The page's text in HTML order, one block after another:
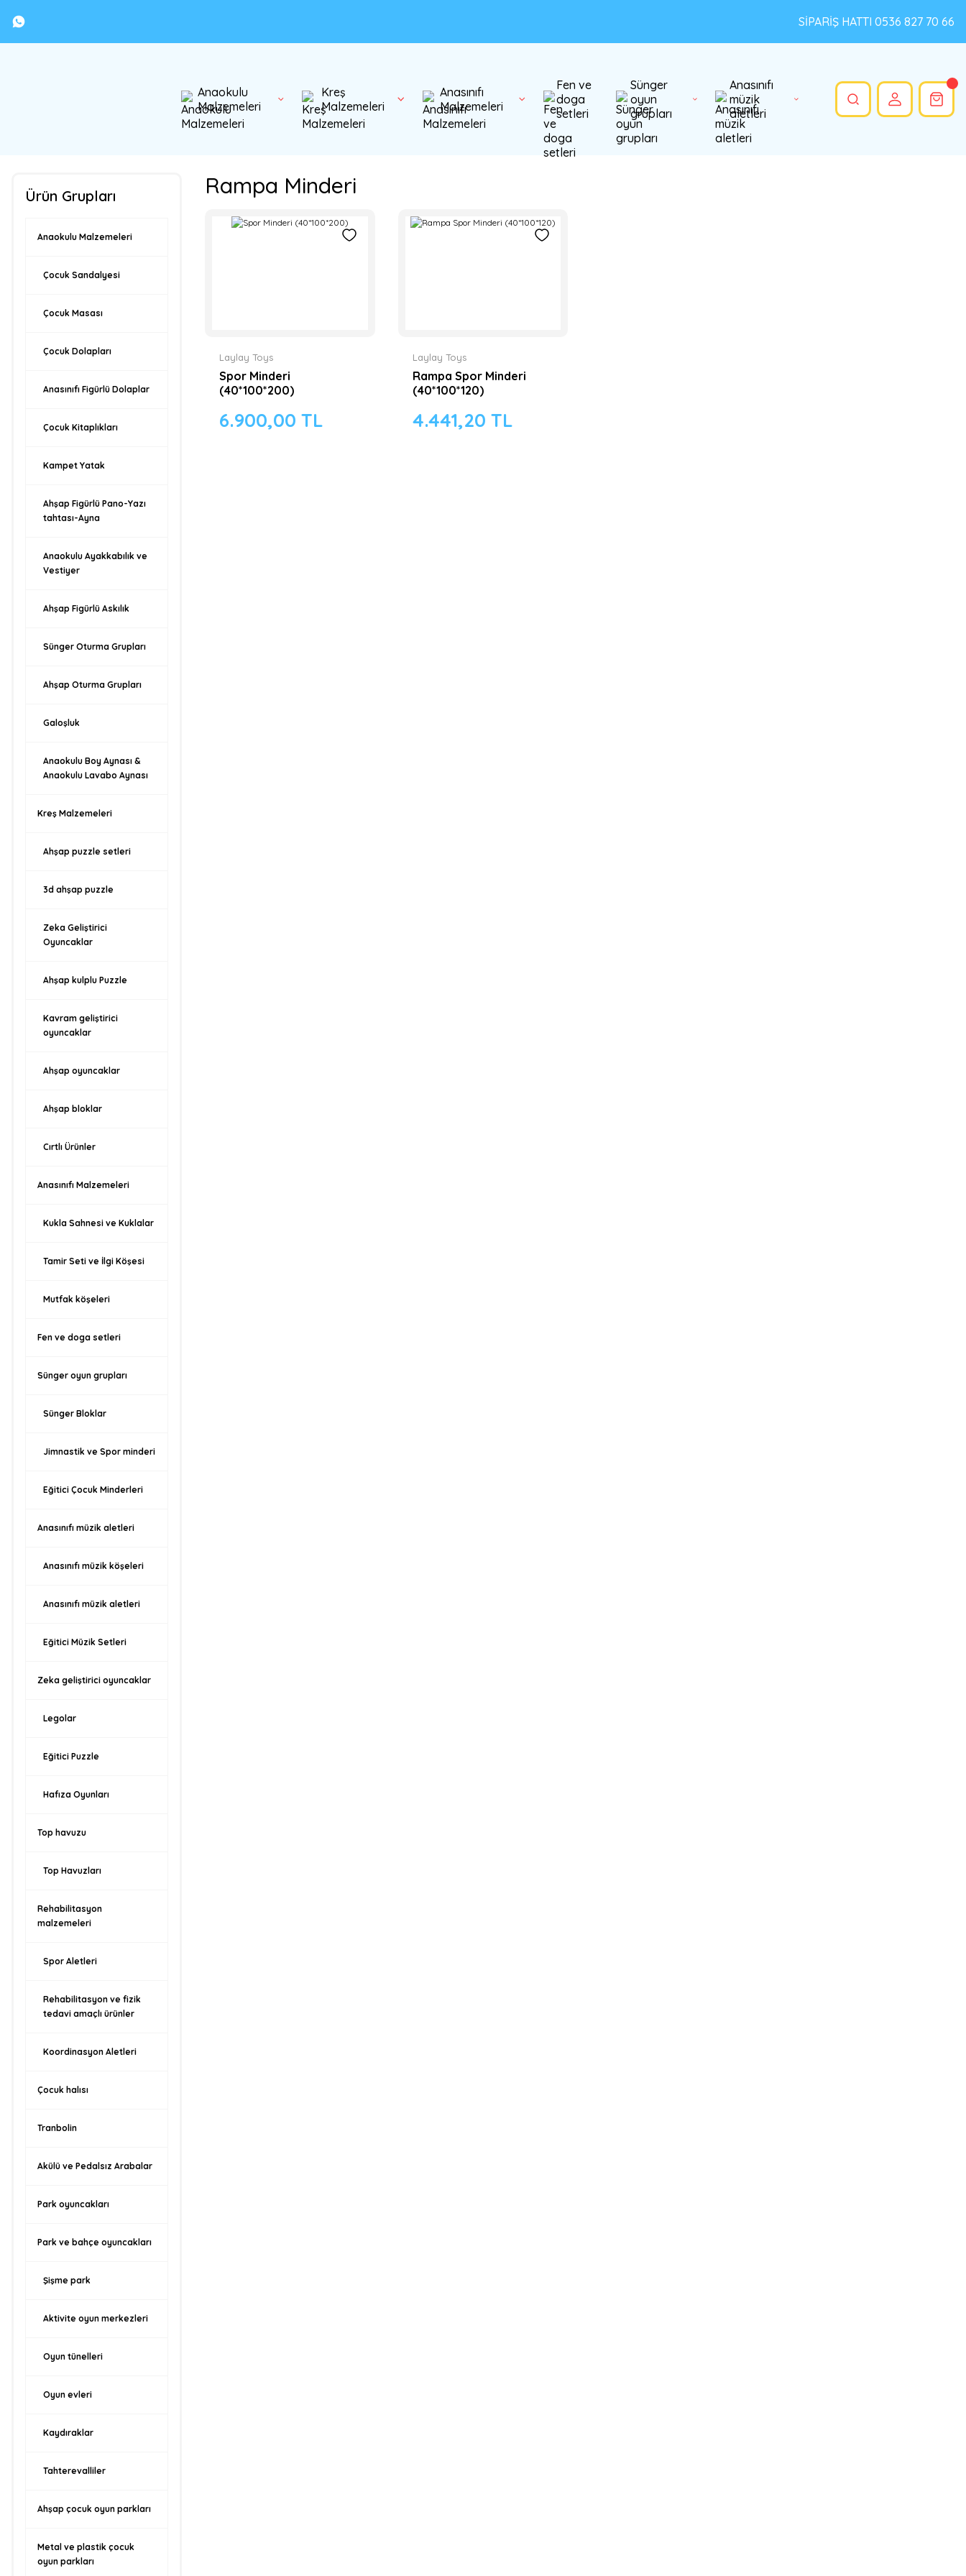
SİPARİŞ HATTI 0536 827 70 66
Anaokulu
Malzemeleri
Kreş
Malzemeleri
Anasınıfı
Malzemeleri
Fen ve
doga
setleri
Sünger
oyun
grupları
Anasınıfı
müzik
aletleri
Ürün Grupları
Anaokulu Malzemeleri
Çocuk Sandalyesi
Çocuk Masası
Çocuk Dolapları
Anasınıfı Figürlü Dolaplar
Çocuk Kitaplıkları
Kampet Yatak
Ahşap Figürlü Pano-Yazı
tahtası-Ayna
Anaokulu Ayakkabılık ve
Vestiyer
Ahşap Figürlü Askılık
Sünger Oturma Grupları
Ahşap Oturma Grupları
Galoşluk
Anaokulu Boy Aynası &
Anaokulu Lavabo Aynası
Kreş Malzemeleri
Ahşap puzzle setleri
3d ahşap puzzle
Zeka Geliştirici
Oyuncaklar
Ahşap kulplu Puzzle
Kavram geliştirici
oyuncaklar
Ahşap oyuncaklar
Ahşap bloklar
Cırtlı Ürünler
Anasınıfı Malzemeleri
Kukla Sahnesi ve Kuklalar
Tamir Seti ve İlgi Köşesi
Mutfak köşeleri
Fen ve doga setleri
Sünger oyun grupları
Sünger Bloklar
Jimnastik ve Spor minderi
Eğitici Çocuk Minderleri
Anasınıfı müzik aletleri
Anasınıfı müzik köşeleri
Anasınıfı müzik aletleri
Eğitici Müzik Setleri
Zeka geliştirici oyuncaklar
Legolar
Eğitici Puzzle
Hafıza Oyunları
Top havuzu
Top Havuzları
Rehabilitasyon
malzemeleri
Spor Aletleri
Rehabilitasyon ve fizik
tedavi amaçlı ürünler
Koordinasyon Aletleri
Çocuk halısı
Tranbolin
Akülü ve Pedalsız Arabalar
Park oyuncakları
Park ve bahçe oyuncakları
Şişme park
Aktivite oyun merkezleri
Oyun tünelleri
Oyun evleri
Kaydıraklar
Tahterevalliler
Ahşap çocuk oyun parkları
Metal ve plastik çocuk
oyun parkları
Rampa Minderi
Laylay Toys
Spor Minderi
(40*100*200)
6.900,00 TL
Laylay Toys
Rampa Spor Minderi
(40*100*120)
4.441,20 TL